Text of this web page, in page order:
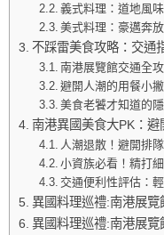
義式料理：道地風
美式料理：豪邁奔
不踩雷美食攻略：交通
南港展覽館交通全
避開人潮的用餐小
美食老饕才知道的
南港異國美食大PK：
人潮退散！避開排
小資族必看！精打
交通便利性評估：
異國料理巡禮:南港展
異國料理巡禮:南港展